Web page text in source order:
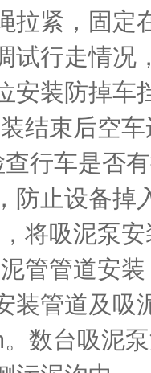
拉紧，固定
试行走情况
安装防掉车
结束后空
行车是否
防止设备掉
将吸泥泵
管管道安
装管道及吸
数台吸泥